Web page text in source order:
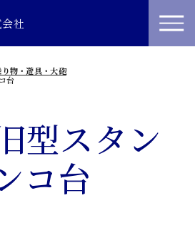
社
り物・遊具・大砲
台
型スタン
コ台